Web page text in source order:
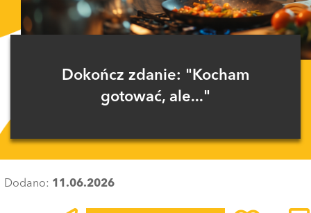
Dokończ zdanie: "Kocham
gotować, ale..."
Dodano: 11.06.2026